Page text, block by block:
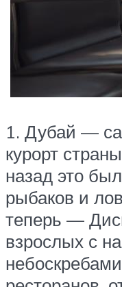
1. Дубай —
курорт
назад это
рыбаков и
теперь —
взрослых с